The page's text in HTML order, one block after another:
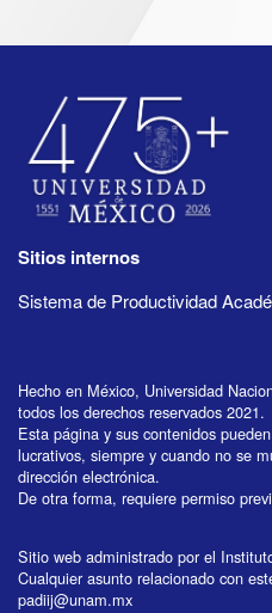
Sitios internos
Sistema de Productividad
Hecho en México, Universidad
todos los derechos reservados 2021.
Esta página y sus contenidos
lucrativos, siempre y cuando no se
dirección electrónica.
De otra forma, requiere permiso
Sitio web administrado por el
Cualquier asunto relacionado con
padiij@unam.mx